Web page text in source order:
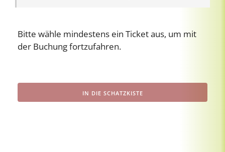
Bitte wähle mindestens ein Ticket aus, um mit
der Buchung fortzufahren.